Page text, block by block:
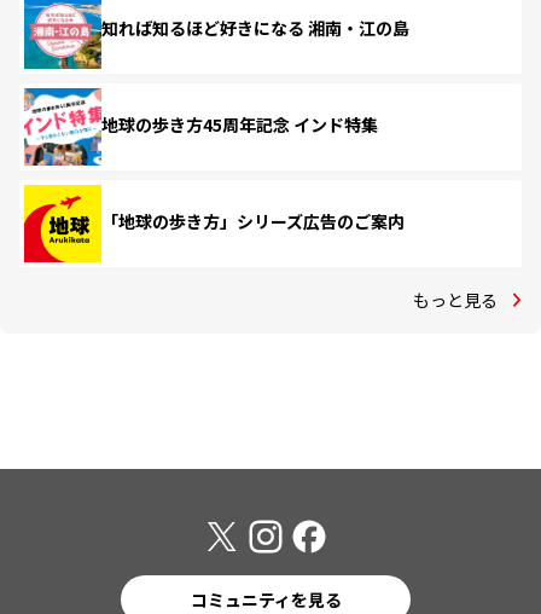
知れば知るほど好きになる 湘南・江の島
地球の歩き方45周年記念 インド特集
「地球の歩き方」シリーズ広告のご案内
もっと見る
コミュニティを見る